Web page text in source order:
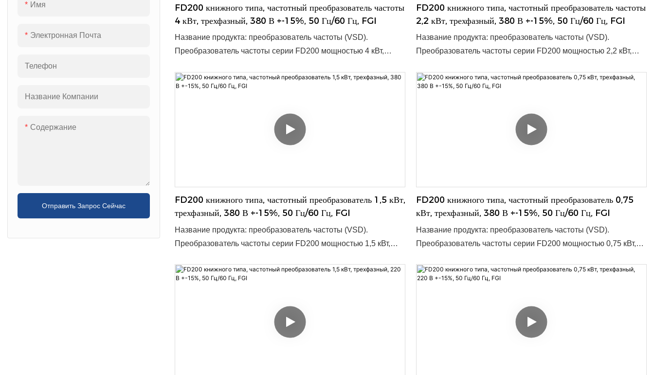
Имя
Электронная Почта
Телефон
Название Компании
Содержание
Отправить Запрос Сейчас
FD200 книжного типа, частотный преобразователь частоты
4 кВт, трехфазный, 380 В +-15%, 50 Гц/60 Гц, FGI
Название продукта: преобразователь частоты (VSD).
Преобразователь частоты серии FD200 мощностью 4 кВт,
47-63 Гц, предназначен для эффективного и надёжного
преобразования частоты сети. Благодаря компактным
спектра применений и легко интегрируется в существующие
системы. ● Номинальная мощность: 0,4–15 кВт ● Входное
напряжение: 1 переменный ток 220 В, 3 переменных тока 380
FD200 книжного типа, частотный преобразователь частоты
2,2 кВт, трехфазный, 380 В +-15%, 50 Гц/60 Гц, FGI
Название продукта: преобразователь частоты (VSD).
Преобразователь частоты серии FD200 мощностью 2,2 кВт,
допустимый диапазон 47–63 Гц, предназначен для
эффективного и надёжного преобразования частоты сети.
подходит для широкого спектра применений и легко
интегрируется в существующие системы. ● Номинальная
мощность: 0,4–15 кВт ● Входное напряжение: 1 переменный
OEM/ODM: приемлемо
FD200 книжного типа, частотный преобразователь 1,5 кВт,
трехфазный, 380 В +-15%, 50 Гц/60 Гц, FGI
Название продукта: преобразователь частоты (VSD).
Преобразователь частоты серии FD200 мощностью 1,5 кВт,
допустимый диапазон 47–63 Гц, предназначен для
эффективного и надёжного преобразования частоты сети.
подходит для широкого спектра применений и легко
интегрируется в существующие системы. ● Номинальная
мощность: 0,4–15 кВт. ● Входное напряжение: 1 переменный
FD200 книжного типа, частотный преобразователь 0,75
кВт, трехфазный, 380 В +-15%, 50 Гц/60 Гц, FGI
Название продукта: преобразователь частоты (VSD).
Преобразователь частоты серии FD200 мощностью 0,75 кВт,
допустимый диапазон 47–63 Гц, предназначен для
эффективного и надёжного преобразования частоты сети.
подходит для широкого спектра применений и легко
интегрируется в существующие системы. ● Номинальная
мощность: 0,4–15 кВт. ● Входное напряжение: 1 фаза